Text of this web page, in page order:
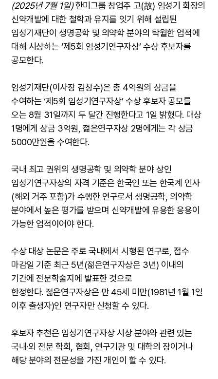
(2025년 7월 1일)한미그룹 창업주 고(故) 임성기 회장의
신약개발에 대한 철학과 유지를 잇기 위해 설립된
임성기재단이 생명공학 및 의약학 분야의 탁월한 업적에
대해 시상하는 ‘제5회 임성기연구자상’ 수상 후보자를
공모한다.
임성기재단(이사장 김창수)은 총 4억원의 상금을
수여하는 ‘제5회 임성기연구자상’ 수상 후보자 공모를
오는 8월 31일까지 두 달간 진행한다고 1일 밝혔다. 대상
1명에게 상금 3억원, 젊은연구자상 2명에게는 각 상금
5000만원을 수여한다.
국내 최고 권위의 생명공학 및 의약학 분야 상인
임성기연구자상의 자격 기준은 한국인 또는 한국계 인사
(해외 거주 포함)가 수행한 연구로서 생명공학, 의약학
분야에서 높은 평가를 받으며 신약개발에 유용한 응용이
가능한 업적이어야 한다.
수상 대상 논문은 주로 국내에서 시행된 연구로, 접수
마감일 기준 최근 5년(젊은연구자상은 3년) 이내의
기간에 전문학술지에 발표한 것으로
한정한다. 젊은연구자상은 만 45세 미만(1981년 1월 1일
이후 출생자)인 연구자만 신청할 수 있다.
후보자 추천은 임성기연구자상 시상 분야와 관련 있는
국내·외 전문 학회, 협회, 연구기관 및 대학의 장이거나
해당 분야의 전문성을 가진 개인이 할 수 있다.